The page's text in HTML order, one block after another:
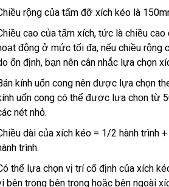
rộng của tấm đỡ xích kéo là
cao của tấm xích, tức là chiều
động ở mức tối đa, nếu chiều
ổn định, bạn nên cân nhắc lựa chọn
kính uốn cong nên được lựa chọn
uốn cong có thể được lựa chọn từ
nét nhỏ.
dài của xích kéo = 1/2 hành trình
trình.
thể lựa chọn vị trí cố định của xích
bên trong bên trong hoặc bên ngoài